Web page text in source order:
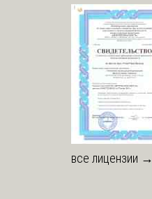
все лицензии →